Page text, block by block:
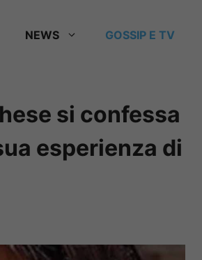
NEWS GOSSIP E TV
si confessa
esperienza di